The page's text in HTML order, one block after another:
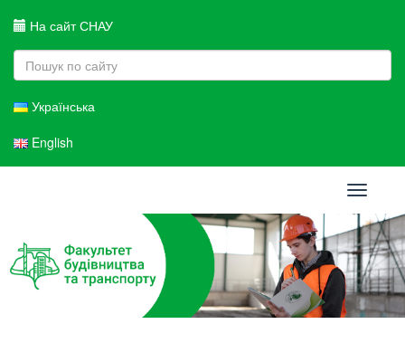
На сайт СНАУ
Українська
English
Toggle